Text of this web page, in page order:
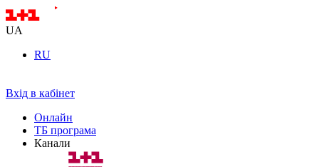
UA
RU
Вхід в кабінет
Онлайн
ТБ програма
Канали